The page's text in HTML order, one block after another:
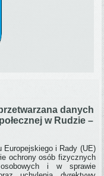
danych
w Rudzie –
Europejskiego i Rady (UE)
ochrony osób fizycznych
i w sprawie